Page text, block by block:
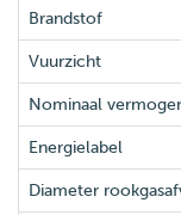
Brandstof
Vuurzicht
Nominaal
Energielabel
Diameter